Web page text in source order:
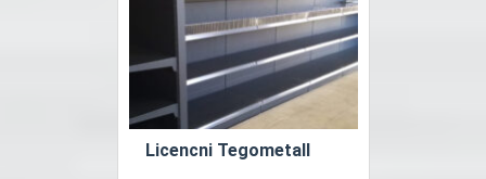
Licencni Tegometall